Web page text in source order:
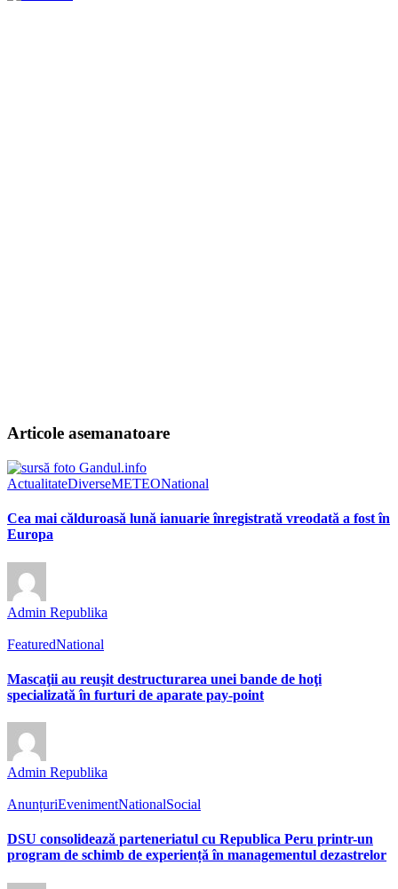
Articole asemanatoare
ActualitateDiverseMETEONational
Cea mai călduroasă lună ianuarie înregistrată vreodată a fost în
Europa
Admin Republika
FeaturedNational
Mascaţii au reuşit destructurarea unei bande de hoţi
specializată în furturi de aparate pay-point
Admin Republika
AnunțuriEvenimentNationalSocial
DSU consolidează parteneriatul cu Republica Peru printr-un
program de schimb de experiență în managementul dezastrelor